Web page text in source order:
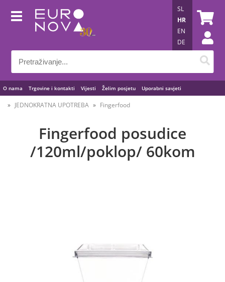
O nama Trgovine i kontakti Vijesti Želim posjetu Uporabni savjeti
SL
HR
EN
DE
JEDNOKRATNA UPOTREBA Fingerfood
Fingerfood posudice
/120ml/poklop/ 60kom